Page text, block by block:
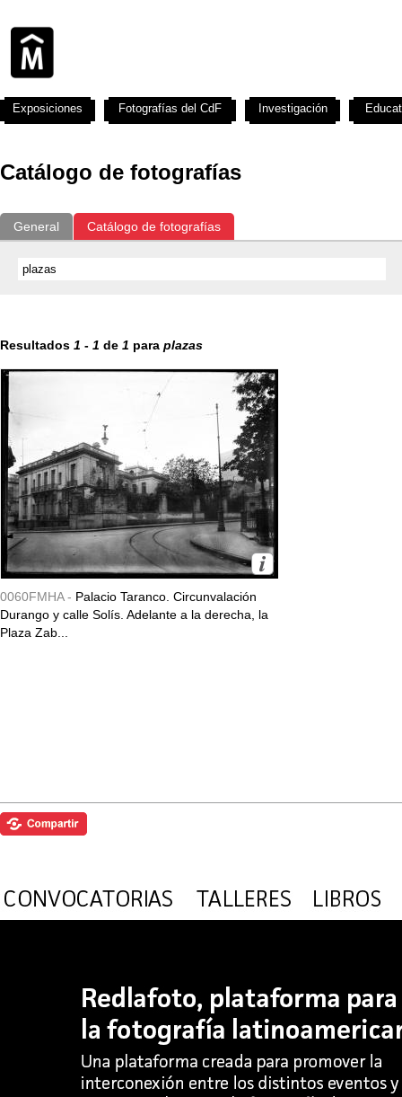
Catálogo de fotografías
General Catálogo de fotografías
Resultados 1 - 1 de 1 para plazas
0060FMHA - Palacio Taranco. Circunvalación
Durango y calle Solís. Adelante a la derecha, la
Plaza Zab...
Exposiciones Fotografías del CdF Investigación